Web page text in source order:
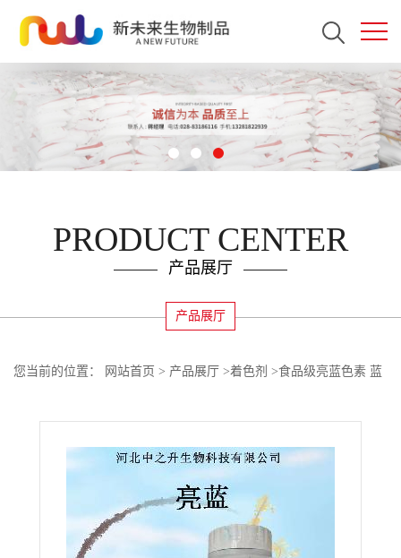
PRODUCT CENTER
产品展厅
产品展厅
您当前的位置： 网站首页 > 产品展厅 >着色剂 >食品级亮蓝色素 蓝